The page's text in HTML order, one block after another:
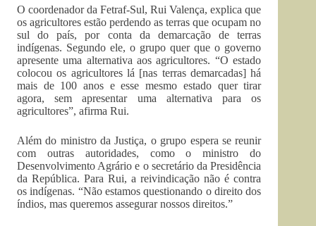
O coordenador da Fetraf-Sul, Rui Valença, explica que
os agricultores estão perdendo as terras que ocupam no
sul do país, por conta da demarcação de terras
indígenas. Segundo ele, o grupo quer que o governo
apresente uma alternativa aos agricultores. “O estado
colocou os agricultores lá [nas terras demarcadas] há
mais de 100 anos e esse mesmo estado quer tirar
agora, sem apresentar uma alternativa para os
agricultores”, afirma Rui.
Além do ministro da Justiça, o grupo espera se reunir
com outras autoridades, como o ministro do
Desenvolvimento Agrário e o secretário da Presidência
da República. Para Rui, a reivindicação não é contra
os indígenas. “Não estamos questionando o direito dos
índios, mas queremos assegurar nossos direitos.”